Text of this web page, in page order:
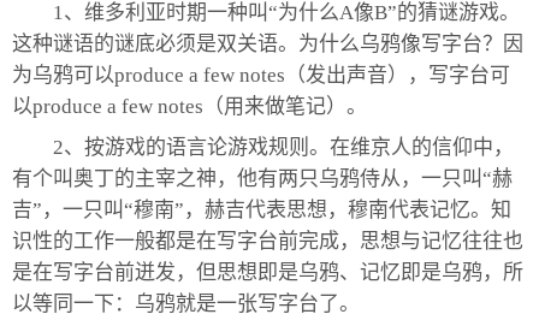
1、维多利亚时期一种叫“为什么A像B”的猜谜游戏。
这种谜语的谜底必须是双关语。为什么乌鸦像写字台？因
为乌鸦可以produce a few notes（发出声音），写字台可
以produce a few notes（用来做笔记）。
2、按游戏的语言论游戏规则。在维京人的信仰中，
有个叫奥丁的主宰之神，他有两只乌鸦侍从，一只叫“赫
吉”，一只叫“穆南”，赫吉代表思想，穆南代表记忆。知
识性的工作一般都是在写字台前完成，思想与记忆往往也
是在写字台前迸发，但思想即是乌鸦、记忆即是乌鸦，所
以等同一下：乌鸦就是一张写字台了。